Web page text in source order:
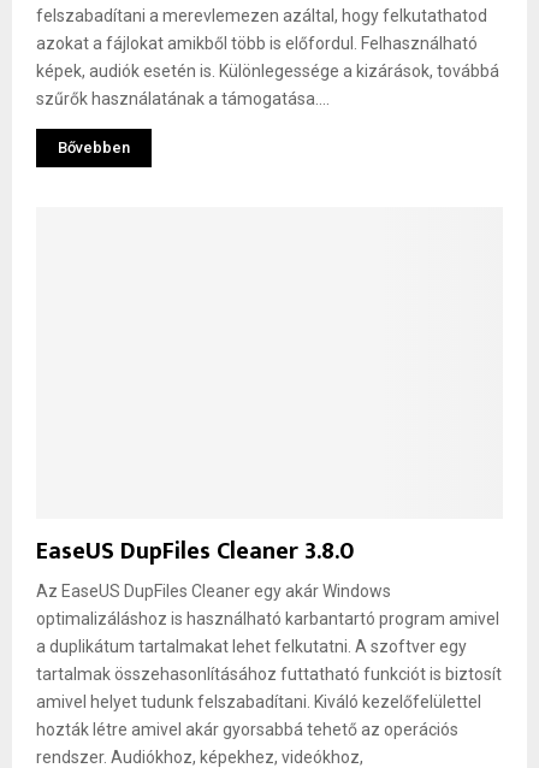
felszabadítani a merevlemezen azáltal, hogy felkutathatod
azokat a fájlokat amikből több is előfordul. Felhasználható
képek, audiók esetén is. Különlegessége a kizárások, továbbá
szűrők használatának a támogatása....
Bővebben
EaseUS DupFiles Cleaner 3.8.0
Az EaseUS DupFiles Cleaner egy akár Windows
optimalizáláshoz is használható karbantartó program amivel
a duplikátum tartalmakat lehet felkutatni. A szoftver egy
tartalmak összehasonlításához futtatható funkciót is biztosít
amivel helyet tudunk felszabadítani. Kiváló kezelőfelülettel
hozták létre amivel akár gyorsabbá tehető az operációs
rendszer. Audiókhoz, képekhez, videókhoz,